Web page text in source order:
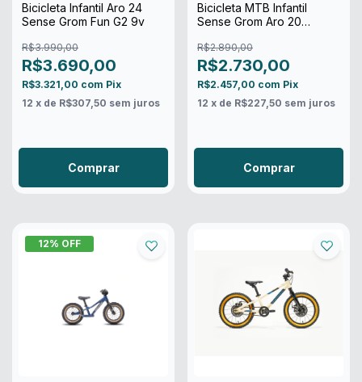
Bicicleta Infantil Aro 24
Sense Grom Fun G2 9v
R$3.990,00
R$3.690,00
R$3.321,00 com Pix
12 x de R$307,50 sem juros
Comprar
Bicicleta MTB Infantil
Sense Grom Aro 20
R$2.890,00
R$2.730,00
R$2.457,00 com Pix
12 x de R$227,50 sem juros
Comprar
12% OFF